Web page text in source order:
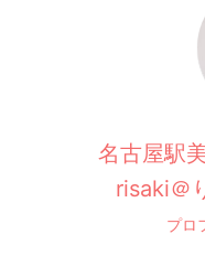
名古屋駅
risaki＠
プロ